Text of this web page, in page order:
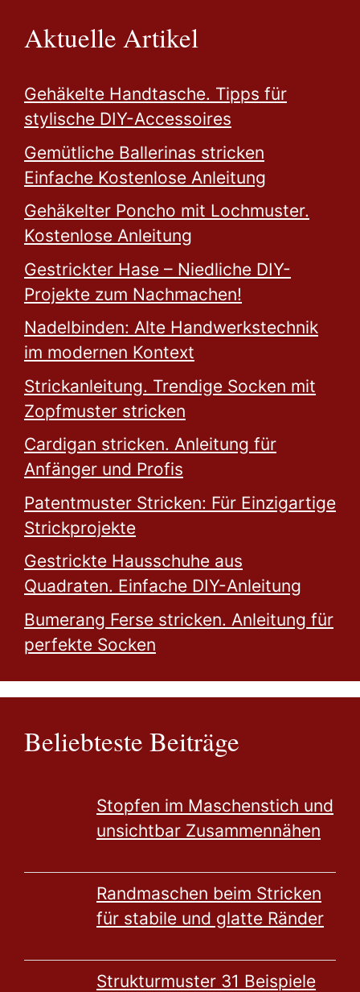
Aktuelle Artikel
Gehäkelte Handtasche. Tipps für
stylische DIY-Accessoires
Gemütliche Ballerinas stricken
Einfache Kostenlose Anleitung
Gehäkelter Poncho mit Lochmuster.
Kostenlose Anleitung
Gestrickter Hase – Niedliche DIY-
Projekte zum Nachmachen!
Nadelbinden: Alte Handwerkstechnik
im modernen Kontext
Strickanleitung. Trendige Socken mit
Zopfmuster stricken
Cardigan stricken. Anleitung für
Anfänger und Profis
Patentmuster Stricken: Für Einzigartige
Strickprojekte
Gestrickte Hausschuhe aus
Quadraten. Einfache DIY-Anleitung
Bumerang Ferse stricken. Anleitung für
perfekte Socken
Beliebteste Beiträge
Stopfen im Maschenstich und
unsichtbar Zusammennähen
Randmaschen beim Stricken
für stabile und glatte Ränder
Strukturmuster 31 Beispiele